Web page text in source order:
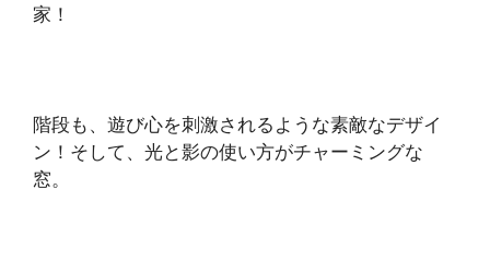
家！
階段も、遊び心を刺激されるような素敵なデザイ
ン！そして、光と影の使い方がチャーミングな
窓。